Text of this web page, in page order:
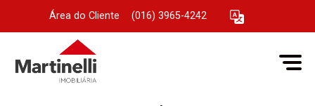
Área do Cliente (016) 3965-4242